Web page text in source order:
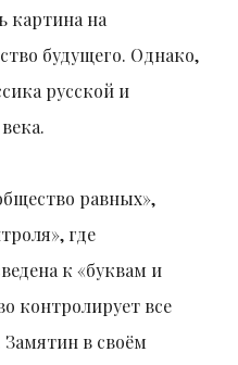
картина на
будущего. Однако,
русской и
равных»,
где
к «буквам и
контролирует все
в своём